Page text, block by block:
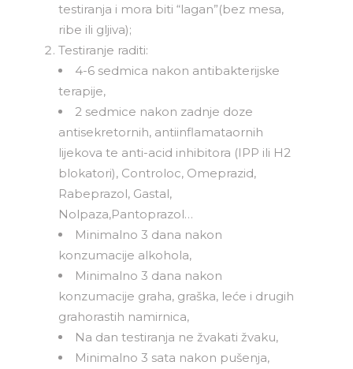
testiranja i mora biti “lagan”(bez mesa,
ribe ili gljiva);
Testiranje raditi:
4-6 sedmica nakon antibakterijske
terapije,
2 sedmice nakon zadnje doze
antisekretornih, antiinflamataornih
lijekova te anti-acid inhibitora (IPP ili H2
blokatori), Controloc, Omeprazid,
Rabeprazol, Gastal,
Nolpaza,Pantoprazol…
Minimalno 3 dana nakon
konzumacije alkohola,
Minimalno 3 dana nakon
konzumacije graha, graška, leće i drugih
grahorastih namirnica,
Na dan testiranja ne žvakati žvaku,
Minimalno 3 sata nakon pušenja,